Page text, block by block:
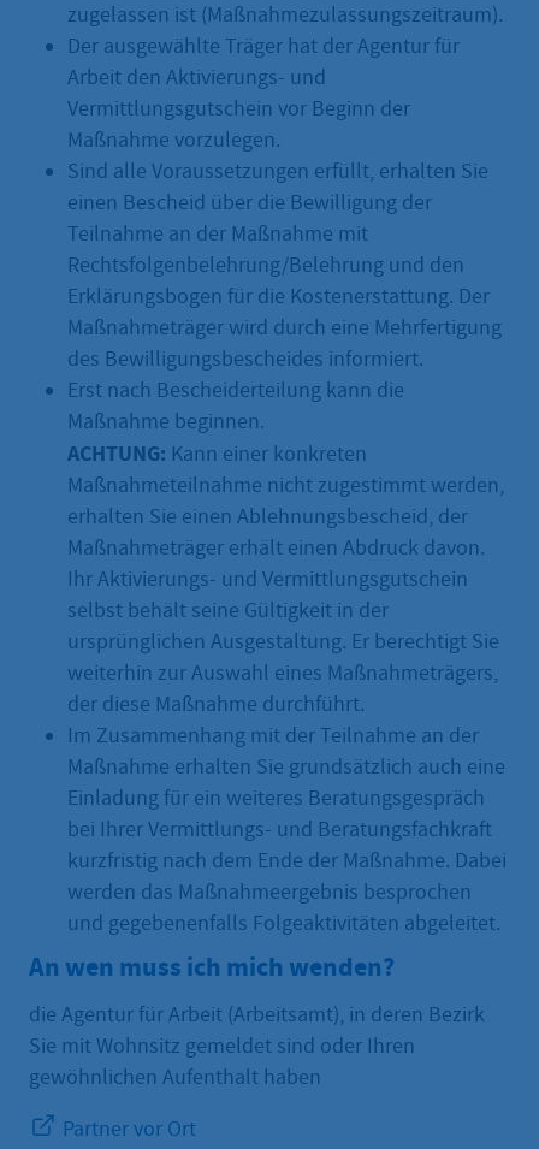
zugelassen ist (Maßnahmezulassungszeitraum).
Der ausgewählte Träger hat der Agentur für
Arbeit den Aktivierungs- und
Vermittlungsgutschein vor Beginn der
Maßnahme vorzulegen.
Sind alle Voraussetzungen erfüllt, erhalten Sie
einen Bescheid über die Bewilligung der
Teilnahme an der Maßnahme mit
Rechtsfolgenbelehrung/Belehrung und den
Erklärungsbogen für die Kostenerstattung. Der
Maßnahmeträger wird durch eine Mehrfertigung
des Bewilligungsbescheides informiert.
Erst nach Bescheiderteilung kann die
Maßnahme beginnen.
ACHTUNG: Kann einer konkreten
Maßnahmeteilnahme nicht zugestimmt werden,
erhalten Sie einen Ablehnungsbescheid, der
Maßnahmeträger erhält einen Abdruck davon.
Ihr Aktivierungs- und Vermittlungsgutschein
selbst behält seine Gültigkeit in der
ursprünglichen Ausgestaltung. Er berechtigt Sie
weiterhin zur Auswahl eines Maßnahmeträgers,
der diese Maßnahme durchführt.
Im Zusammenhang mit der Teilnahme an der
Maßnahme erhalten Sie grundsätzlich auch eine
Einladung für ein weiteres Beratungsgespräch
bei Ihrer Vermittlungs- und Beratungsfachkraft
kurzfristig nach dem Ende der Maßnahme. Dabei
werden das Maßnahmeergebnis besprochen
und gegebenenfalls Folgeaktivitäten abgeleitet.
An wen muss ich mich wenden?
die Agentur für Arbeit (Arbeitsamt), in deren Bezirk
Sie mit Wohnsitz gemeldet sind oder Ihren
gewöhnlichen Aufenthalt haben
Partner vor Ort